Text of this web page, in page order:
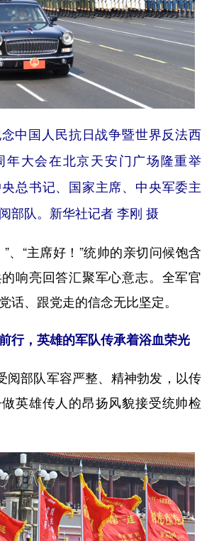
中国人民抗日战争暨世界反法西
年大会在北京天安门广场隆重举
总书记、国家主席、中央军委主
部队。新华社记者 李刚 摄
、“主席好！”统帅的亲切问候饱含
响亮回答汇聚军心意志。全军官
话、跟党走的信念无比坚定。
行，英雄的军队传承着浴血荣光
部队军容严整、精神勃发，以传
英雄传人的昂扬风貌接受统帅检